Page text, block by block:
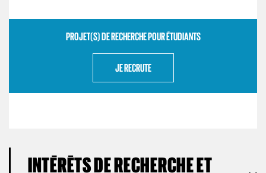
PROJET(S) DE RECHERCHE POUR ÉTUDIANTS
JE RECRUTE
INTÉRÊTS DE RECHERCHE ET